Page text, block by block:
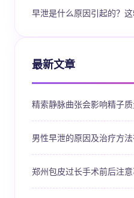
早泄是什么原因引起的？
最新文章
精索静脉曲张会影响精子
男性早泄的原因及治疗方
郑州包皮过长手术前后注